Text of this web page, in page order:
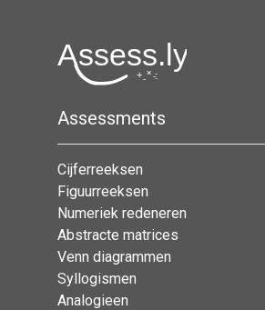
Assessments
Cijferreeksen
Figuurreeksen
Numeriek redeneren
Abstracte matrices
Venn diagrammen
Syllogismen
Analogieen